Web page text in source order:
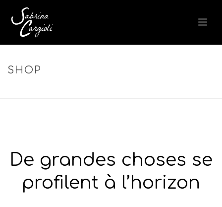
SHOP
De grandes choses se
profilent à l’horizon